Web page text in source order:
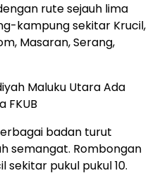
rute sejauh lima
kampung sekitar Krucil,
Masaran, Serang,
Maluku Utara Ada
FKUB
badan turut
semangat. Rombongan
sekitar pukul pukul 10.